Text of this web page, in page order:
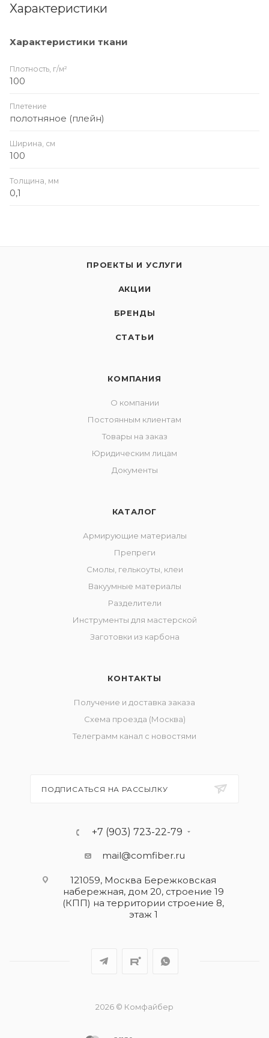
Характеристики
Характеристики ткани
Плотность, г/м²
100
Плетение
полотняное (плейн)
Ширина, см
100
Толщина, мм
0,1
ПРОЕКТЫ И УСЛУГИ
АКЦИИ
БРЕНДЫ
СТАТЬИ
КОМПАНИЯ
О компании
Постоянным клиентам
Товары на заказ
Юридическим лицам
Документы
КАТАЛОГ
Армирующие материалы
Препреги
Смолы, гелькоуты, клеи
Вакуумные материалы
Разделители
Инструменты для мастерской
Заготовки из карбона
КОНТАКТЫ
Получение и доставка заказа
Схема проезда (Москва)
Телеграмм канал с новостями
ПОДПИСАТЬСЯ НА РАССЫЛКУ
+7 (903) 723-22-79
mail@comfiber.ru
121059, Москва Бережковская
набережная, дом 20, строение 19
(КПП) на территории строение 8,
этаж 1
2026 © Комфайбер